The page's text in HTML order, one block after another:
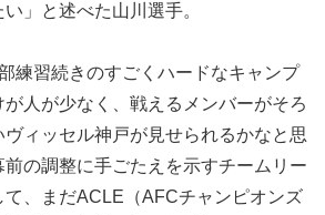
」と述べた山川選手。
練習続きのすごくハードなキャンプ
人が少なく、戦えるメンバーがそろ
ィッセル神戸が見せられるかなと思
の調整に手ごたえを示すチームリー
て、まだACLE（AFCチャンピオンズ